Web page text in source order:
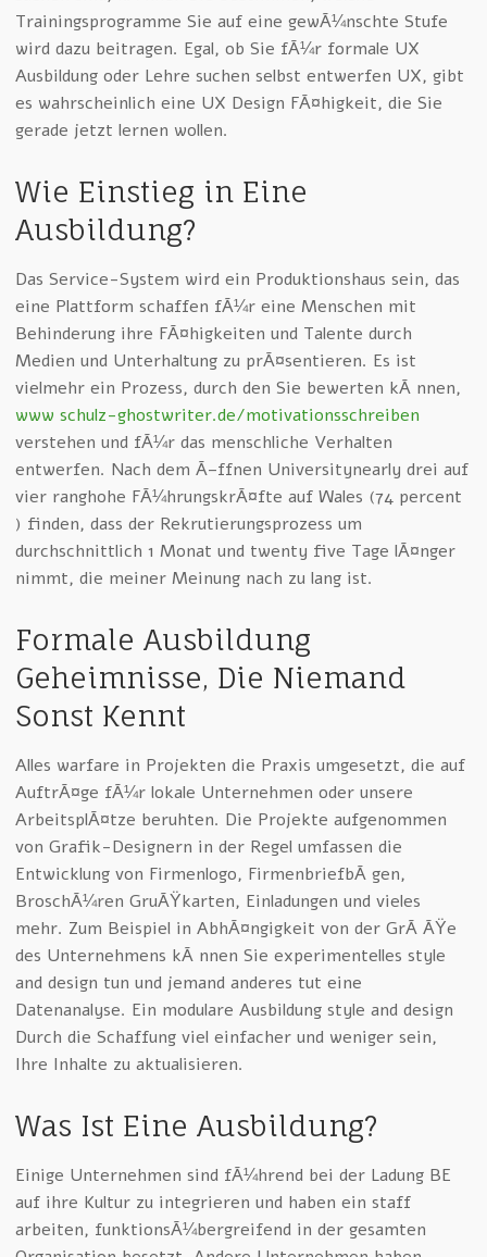
Trainingsprogramme Sie auf eine gewÃ¼nschte Stufe
wird dazu beitragen. Egal, ob Sie fÃ¼r formale UX
Ausbildung oder Lehre suchen selbst entwerfen UX, gibt
es wahrscheinlich eine UX Design FÃ¤higkeit, die Sie
gerade jetzt lernen wollen.
Wie Einstieg in Eine
Ausbildung?
Das Service-System wird ein Produktionshaus sein, das
eine Plattform schaffen fÃ¼r eine Menschen mit
Behinderung ihre FÃ¤higkeiten und Talente durch
Medien und Unterhaltung zu prÃ¤sentieren. Es ist
vielmehr ein Prozess, durch den Sie bewerten kÃ¶nnen,
www schulz-ghostwriter.de/motivationsschreiben
verstehen und fÃ¼r das menschliche Verhalten
entwerfen. Nach dem Ã–ffnen Universitynearly drei auf
vier ranghohe FÃ¼hrungskrÃ¤fte auf Wales (74 percent
) finden, dass der Rekrutierungsprozess um
durchschnittlich 1 Monat und twenty five Tage lÃ¤nger
nimmt, die meiner Meinung nach zu lang ist.
Formale Ausbildung
Geheimnisse, Die Niemand
Sonst Kennt
Alles warfare in Projekten die Praxis umgesetzt, die auf
AuftrÃ¤ge fÃ¼r lokale Unternehmen oder unsere
ArbeitsplÃ¤tze beruhten. Die Projekte aufgenommen
von Grafik-Designern in der Regel umfassen die
Entwicklung von Firmenlogo, FirmenbriefbÃ¶gen,
BroschÃ¼ren GruÃŸkarten, Einladungen und vieles
mehr. Zum Beispiel in AbhÃ¤ngigkeit von der GrÃ¶ÃŸe
des Unternehmens kÃ¶nnen Sie experimentelles style
and design tun und jemand anderes tut eine
Datenanalyse. Ein modulare Ausbildung style and design
Durch die Schaffung viel einfacher und weniger sein,
Ihre Inhalte zu aktualisieren.
Was Ist Eine Ausbildung?
Einige Unternehmen sind fÃ¼hrend bei der Ladung BE
auf ihre Kultur zu integrieren und haben ein staff
arbeiten, funktionsÃ¼bergreifend in der gesamten